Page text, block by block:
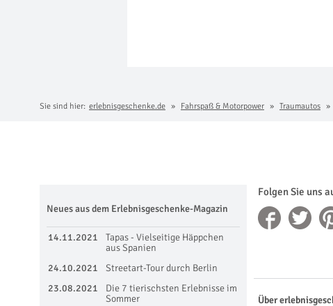
Sie sind hier: erlebnisgeschenke.de Fahrspaß & Motorpower Traumautos
Folgen Sie uns
Neues aus dem Erlebnisgeschenke-Magazin
14.11.2021
Tapas - Vielseitige Häppchen
aus Spanien
24.10.2021
Streetart-Tour durch Berlin
23.08.2021
Die 7 tierischsten Erlebnisse im
Sommer
Über